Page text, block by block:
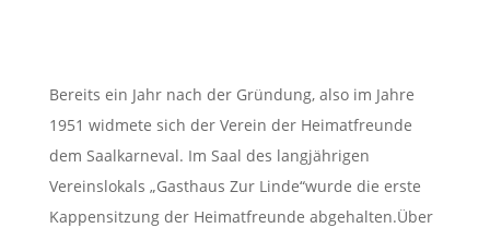
Bereits ein Jahr nach der Gründung, also im Jahre
1951 widmete sich der Verein der Heimatfreunde
dem Saalkarneval. Im Saal des langjährigen
Vereinslokals „Gasthaus Zur Linde“wurde die erste
Kappensitzung der Heimatfreunde abgehalten.Über